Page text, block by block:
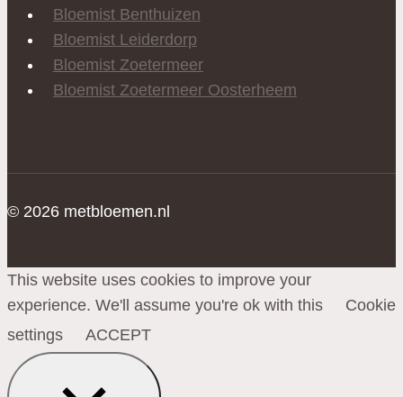
Bloemist Benthuizen
Bloemist Leiderdorp
Bloemist Zoetermeer
Bloemist Zoetermeer Oosterheem
© 2026 metbloemen.nl
This website uses cookies to improve your
experience. We'll assume you're ok with this
Cookie
settings
ACCEPT